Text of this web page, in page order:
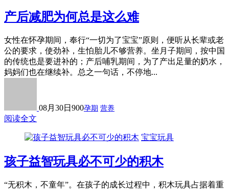
产后减肥为何总是这么难
女性在怀孕期间，奉行“一切为了宝宝”原则，便听从长辈或老
公的要求，使劲补，生怕胎儿不够营养。坐月子期间，按中国
的传统也是要进补的；产后哺乳期间，为了产出足量的奶水，
妈妈们也在继续补。总之一句话，不停地...
08月30日 900孕期 营养
阅读全文
宝宝玩具
孩子益智玩具必不可少的积木
“无积木，不童年”。在孩子的成长过程中，积木玩具占据着重